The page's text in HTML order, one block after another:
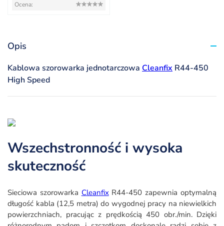
Ocena:
Opis
Kablowa szorowarka jednotarczowa Cleanfix R44-450
High Speed
Wszechstronność i wysoka
skuteczność
Sieciowa szorowarka CleanfixR44-450 zapewnia optymalną
długość kabla (12,5 metra) do wygodnej pracy na niewielkich
powierzchniach, pracując z prędkością 450 obr./min. Dzięki